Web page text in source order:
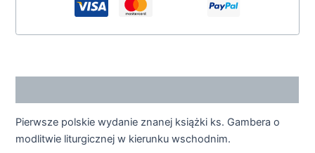
Pierwsze polskie wydanie znanej książki ks. Gambera o
modlitwie liturgicznej w kierunku wschodnim.